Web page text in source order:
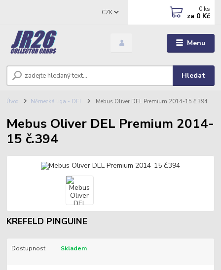
Menu
CZK
Hledat
0 ks
za 0 Kč
Úvod Německá liga - DEL Mebus Oliver DEL Premium 2014-15 č.394
Mebus Oliver DEL Premium 2014-
15 č.394
KREFELD PINGUINE
Dostupnost Skladem